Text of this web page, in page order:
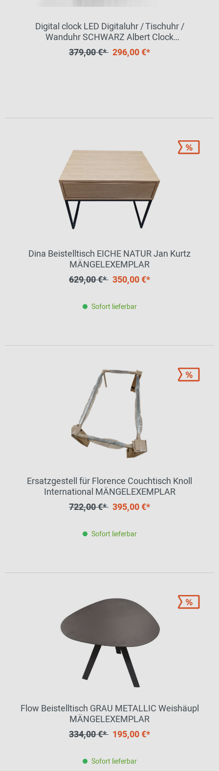
Digital clock LED Digitaluhr / Tischuhr /
Wanduhr SCHWARZ Albert Clock
MÄNGELEXEMPLAR
379,00 €* 296,00 €*
Dina Beistelltisch EICHE NATUR Jan Kurtz
MÄNGELEXEMPLAR
629,00 €* 350,00 €*
Sofort lieferbar
Ersatzgestell für Florence Couchtisch Knoll
International MÄNGELEXEMPLAR
722,00 €* 395,00 €*
Sofort lieferbar
Flow Beistelltisch GRAU METALLIC Weishäupl
MÄNGELEXEMPLAR
334,00 €* 195,00 €*
Sofort lieferbar